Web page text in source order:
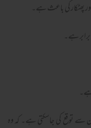
پھٹکار کی باعث ہے۔
ہے۔
سے توقع کی جاسکتی ہے۔ کہ وہ